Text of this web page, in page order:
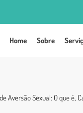
Home Sobre
Aversão Sexual: O que é,